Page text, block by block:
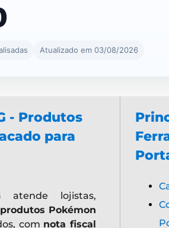
Atualizado em 03/08/2026
- Produtos
para
atende lojistas,
produtos Pokémon
com nota fiscal